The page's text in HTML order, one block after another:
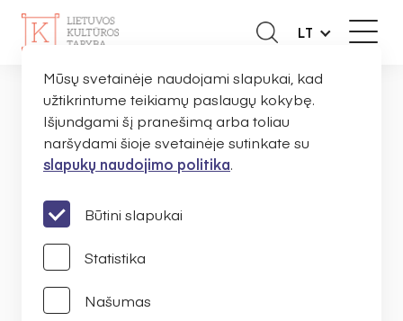
LT
NAUJIENOS
PRANEŠIMAI
Mūsų svetainėje naudojami slapukai, kad
užtikrintume teikiamų paslaugų kokybę.
Išjundgami šį pranešimą arba toliau
naršydami šioje svetainėje sutinkate su
slapukų naudojimo politika.
Būtini slapukai
Statistika
Našumas